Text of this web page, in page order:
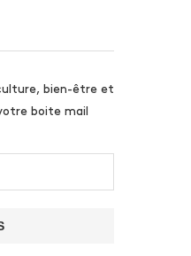
bien-être et
boite mail